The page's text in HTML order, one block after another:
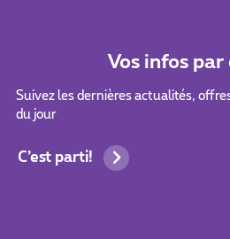
Vos infos
Suivez les dernières actualités,
du jour
C’est parti!